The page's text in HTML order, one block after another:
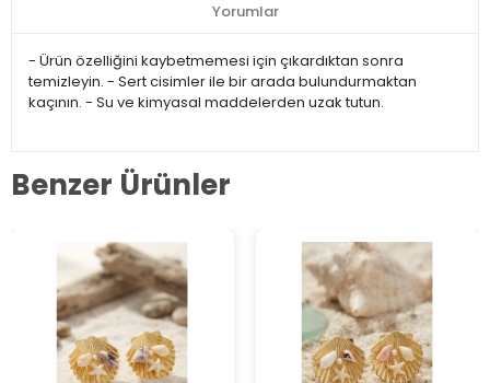
Yorumlar
- Ürün özelliğini kaybetmemesi için çıkardıktan sonra
temizleyin. - Sert cisimler ile bir arada bulundurmaktan
kaçının. - Su ve kimyasal maddelerden uzak tutun.
Benzer Ürünler